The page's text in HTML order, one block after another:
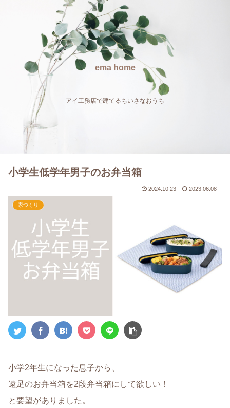
ema home
アイ工務店で建てるちいさなおうち
小学生低学年男子のお弁当箱
2024.10.23 2023.06.08
家づくり
小学2年生になった息子から、
遠足のお弁当箱を2段弁当箱にして欲しい！
と要望がありました。